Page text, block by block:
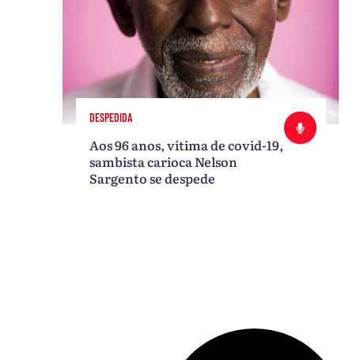
DESPEDIDA
Aos 96 anos, vítima de covid-19,
sambista carioca Nelson
Sargento se despede